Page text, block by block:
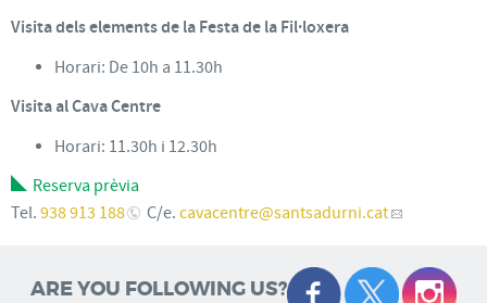
Visita dels elements de la Festa de la Fil·loxera
Horari: De 10h a 11.30h
Visita al Cava Centre
Horari: 11.30h i 12.30h
Reserva prèvia
Tel. 938 913 188 C/e. cavacentre@santsadurni.cat
ARE YOU FOLLOWING US?